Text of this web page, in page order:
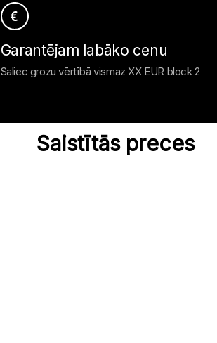
Garantējam labāko cenu
Saliec grozu vērtībā vismaz XX EUR block 2
Saistītās preces